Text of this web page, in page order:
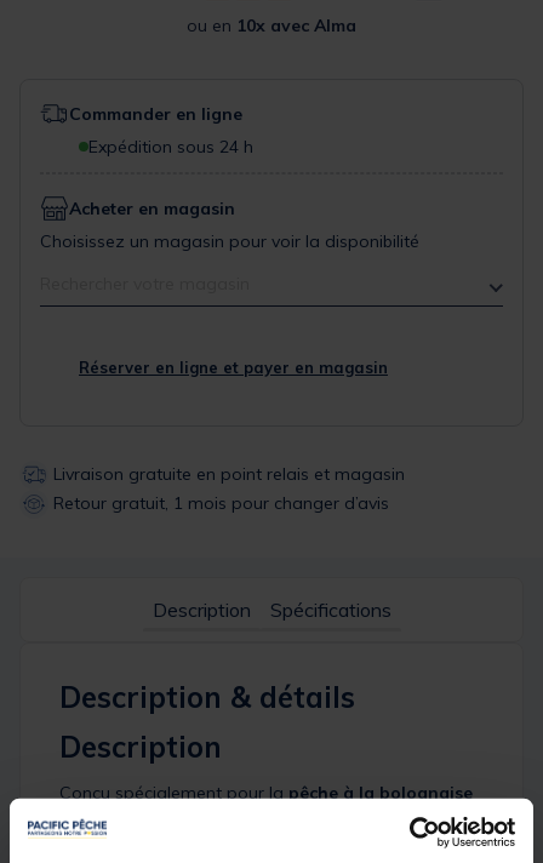
ou en 10x avec Alma
Commander en ligne
Expédition sous 24 h
Acheter en magasin
Choisissez un magasin pour voir la disponibilité
Réserver en ligne et payer en magasin
Livraison gratuite en point relais et magasin
Retour gratuit, 1 mois pour changer d’avis
Description Spécifications
Description & détails
Description
Conçu spécialement pour lapêche à la bolognaise
en version coulissante
se distingue par
sa fiabilité, sa précision et sa grande polyvalence.